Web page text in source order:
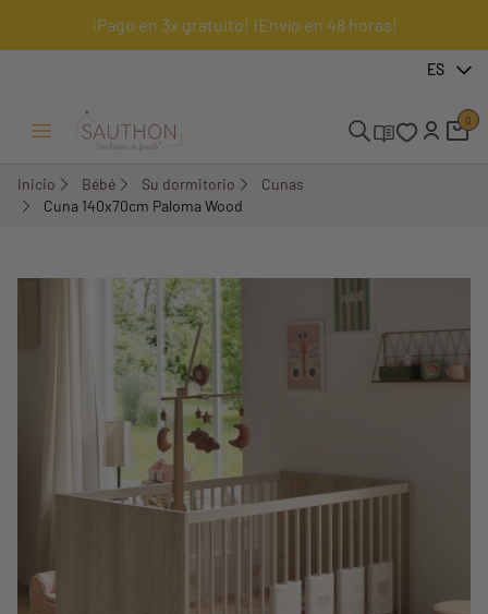
¡Pago en 3x gratuito! ¡Envío en 48 horas!
ES
Menú Abrir/Cerrar
0
Inicio Bébé Su dormitorio
Cunas
Cuna 140x70cm Paloma Wood